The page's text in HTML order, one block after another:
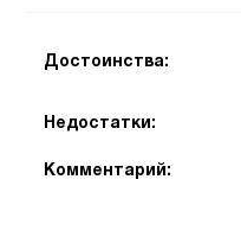
Достоинства:
Недостатки:
Комментарий: